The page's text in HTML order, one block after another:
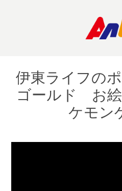
伊東ライフの
ゴールド　お
ケモン